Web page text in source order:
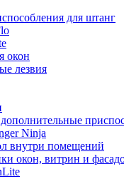
для штанг
окон
лезвия
Ninja
внутри помещений
окон, витрин и